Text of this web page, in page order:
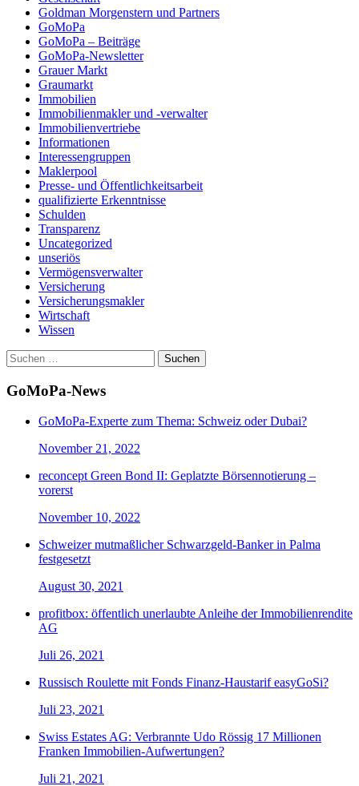
Goldman Morgenstern und Partners
GoMoPa
GoMoPa – Beiträge
GoMoPa-Newsletter
Grauer Markt
Graumarkt
Immobilien
Immobilienmakler und -verwalter
Immobilienvertriebe
Informationen
Interessengruppen
Maklerpool
Presse- und Öffentlichkeitsarbeit
qualifizierte Erkenntnisse
Schulden
Transparenz
Uncategorized
unseriös
Vermögensverwalter
Versicherung
Versicherungsmakler
Wirtschaft
Wissen
Suchen
nach:
GoMoPa-News
GoMoPa-Experte zum Thema: Schweiz oder Dubai?
November 21, 2022
reconcept Green Bond II: Geplatzte Börsennotierung –
vorerst
November 10, 2022
Schweizer mutmaßlicher Schwarzgeld-Banker in Palma
festgesetzt
August 30, 2021
profitbox: öffentlich unerlaubte Anleihe der Immobilienrendite
AG
Juli 26, 2021
Russisch Roulette mit Fonds Finanz-Haustarif easyGoSi?
Juli 23, 2021
Swiss Estates AG: Verbrannte Udo Rössig 17 Millionen
Franken Immobilien-Aufwertungen?
Juli 21, 2021